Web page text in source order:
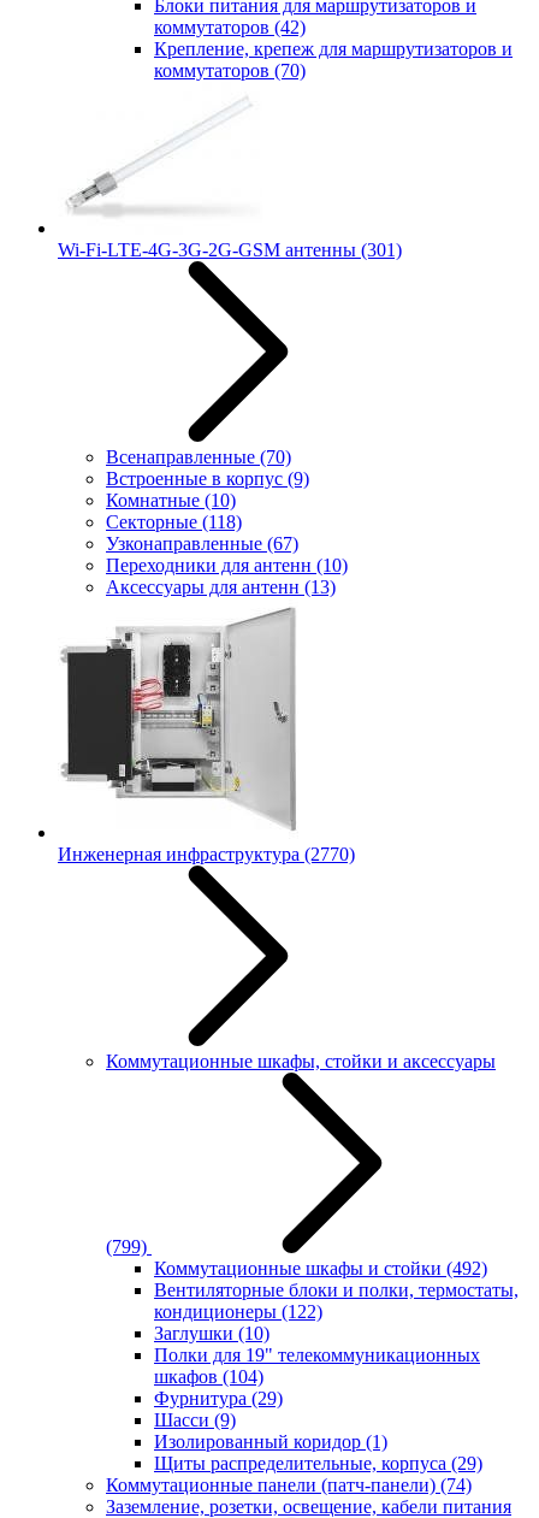
Блоки питания для маршрутизаторов и
коммутаторов (42)
Крепление, крепеж для маршрутизаторов и
коммутаторов (70)
Wi-Fi-LTE-4G-3G-2G-GSM антенны (301)
Всенаправленные (70)
Встроенные в корпус (9)
Комнатные (10)
Секторные (118)
Узконаправленные (67)
Переходники для антенн (10)
Аксессуары для антенн (13)
Инженерная инфраструктура (2770)
Коммутационные шкафы, стойки и аксессуары
(799)
Коммутационные шкафы и стойки (492)
Вентиляторные блоки и полки, термостаты,
кондиционеры (122)
Заглушки (10)
Полки для 19" телекоммуникационных
шкафов (104)
Фурнитура (29)
Шасси (9)
Изолированный коридор (1)
Щиты распределительные, корпуса (29)
Коммутационные панели (патч-панели) (74)
Заземление, розетки, освещение, кабели питания